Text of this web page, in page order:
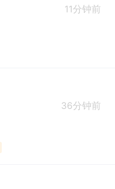
11分钟前
36分钟前